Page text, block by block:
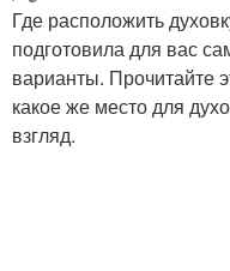
Где расположить
подготовила для вас
варианты. Прочитайте
какое же место для
взгляд.